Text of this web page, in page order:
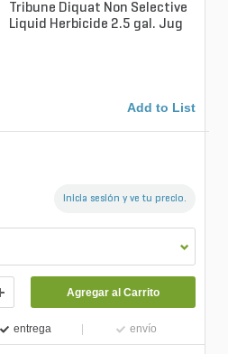
Tribune Diquat Non Selective
Liquid Herbicide 2.5 gal. Jug
Add to List
Inicia sesión y ve tu precio.
Agregar al Carrito
entrega envío